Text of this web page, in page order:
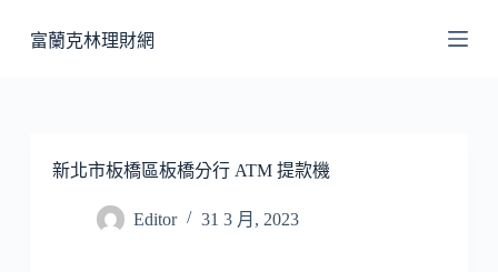
至
富蘭克林理財網
新北市板橋區板橋分行 ATM 提款機
Editor 31 3 月, 2023